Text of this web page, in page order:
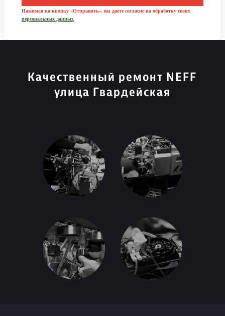
Нажимая на кнопку «Отправить», вы даете согласие на обработку своих
персональных данных
Качественный ремонт NEFF
улица Гвардейская